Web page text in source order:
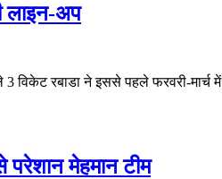
लाइन-अप
3 विकेट रबाडा ने इससे पहले फरवरी-
मेहमान टीम